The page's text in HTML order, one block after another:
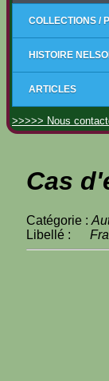
COLLECTIONS /
HISTOIRE
ARTICLES
>>>>> Nous
Cas
Catégorie :
Libellé :